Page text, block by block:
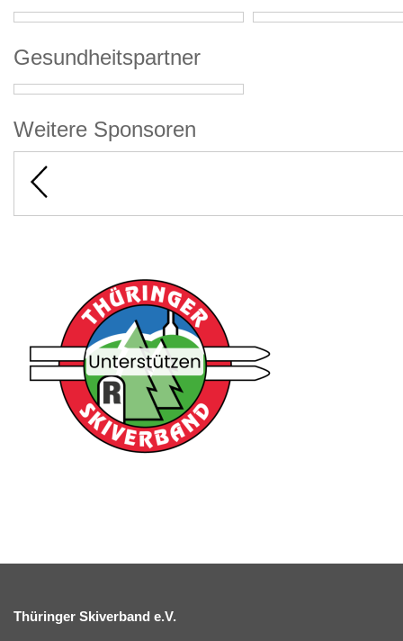
Gesundheitspartner
Weitere Sponsoren
Thüringer Skiverband e.V.